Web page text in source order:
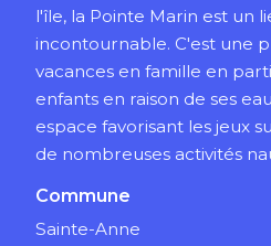
l'île, la Pointe Marin est un
incontournable. C'est une
vacances en famille en
enfants en raison de ses
espace favorisant les jeux
de nombreuses activités
Commune
Sainte-Anne